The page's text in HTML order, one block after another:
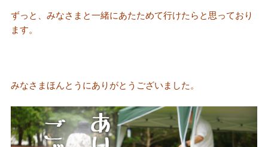
ずっと、みなさまと一緒にあたためて行けたらと思っており
ます。
みなさまほんとうにありがとうございました。